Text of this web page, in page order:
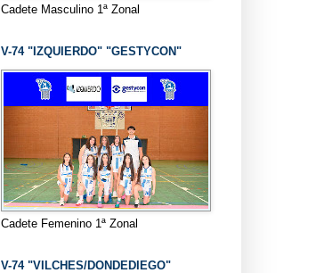
Cadete Masculino 1ª Zonal
V-74 "IZQUIERDO" "GESTYCON"
Cadete Femenino 1ª Zonal
V-74 "VILCHES/DONDEDIEGO"